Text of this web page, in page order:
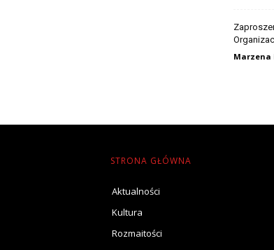
Marzena
STRONA GŁÓWNA
Aktualności
Kultura
Rozmaitości